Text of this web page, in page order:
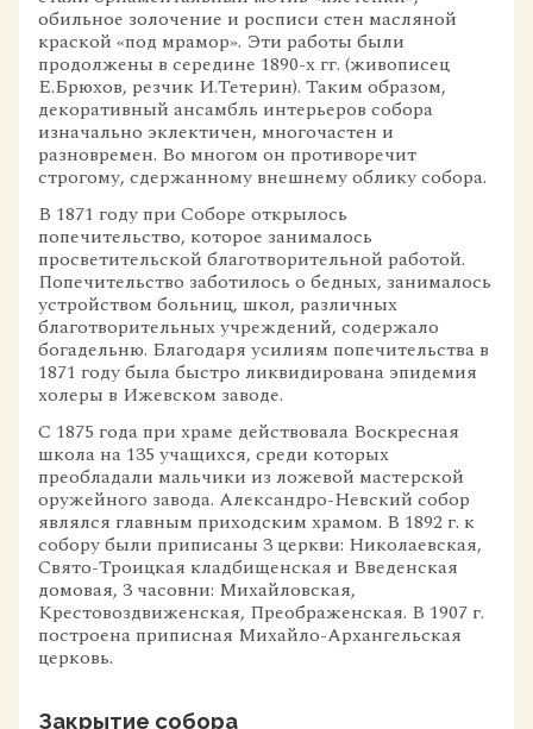
обильное золочение и росписи стен масляной
краской «под мрамор». Эти работы были
продолжены в середине 1890-х гг. (живописец
Е.Брюхов, резчик И.Тетерин). Таким образом,
декоративный ансамбль интерьеров собора
изначально эклектичен, многочастен и
разновремен. Во многом он противоречит
строгому, сдержанному внешнему облику собора.
В 1871 году при Соборе открылось
попечительство, которое занималось
просветительской благотворительной работой.
Попечительство заботилось о бедных, занималось
устройством больниц, школ, различных
благотворительных учреждений, содержало
богадельню. Благодаря усилиям попечительства в
1871 году была быстро ликвидирована эпидемия
холеры в Ижевском заводе.
С 1875 года при храме действовала Воскресная
школа на 135 учащихся, среди которых
преобладали мальчики из ложевой мастерской
оружейного завода. Александро-Невский собор
являлся главным приходским храмом. В 1892 г. к
собору были приписаны 3 церкви: Николаевская,
Свято-Троицкая кладбищенская и Введенская
домовая, 3 часовни: Михайловская,
Крестовоздвиженская, Преображенская. В 1907 г.
построена приписная Михайло-Архангельская
церковь.
Закрытие собора